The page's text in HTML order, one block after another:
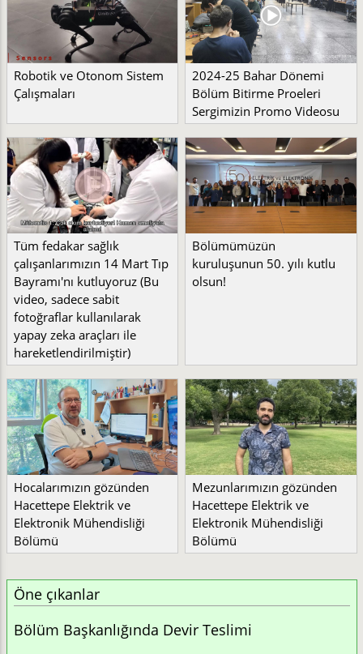
Robotik ve Otonom Sistem
Çalışmaları
2024-25 Bahar Dönemi
Bölüm Bitirme Proeleri
Sergimizin Promo Videosu
Tüm fedakar sağlık
çalışanlarımızın 14 Mart Tıp
Bayramı'nı kutluyoruz (Bu
video, sadece sabit
fotoğraflar kullanılarak
yapay zeka araçları ile
hareketlendirilmiştir)
Bölümümüzün
kuruluşunun 50. yılı kutlu
olsun!
Hocalarımızın gözünden
Hacettepe Elektrik ve
Elektronik Mühendisliği
Bölümü
Mezunlarımızın gözünden
Hacettepe Elektrik ve
Elektronik Mühendisliği
Bölümü
Öne çıkanlar
Bölüm Başkanlığında Devir Teslimi